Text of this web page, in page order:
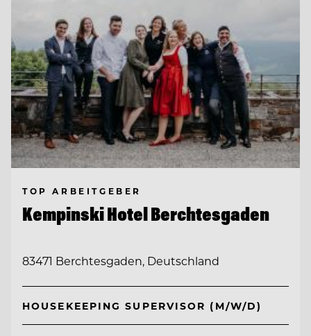
TOP ARBEITGEBER
Kempinski Hotel Berchtesgaden
83471 Berchtesgaden, Deutschland
HOUSEKEEPING SUPERVISOR (M/W/D)